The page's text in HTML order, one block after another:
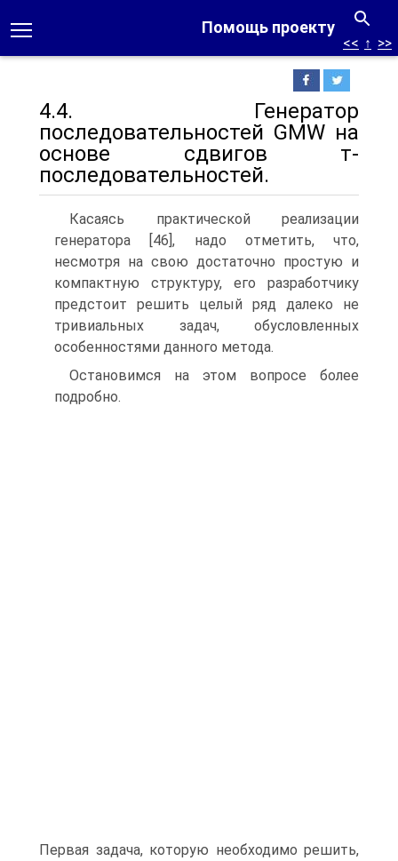
Помощь проекту
<< ↑ >>
4.4. Генератор
последовательностей GMW на
основе сдвигов т-
последовательностей.
Касаясь практической реализации
генератора [46], надо отметить, что,
несмотря на свою достаточно простую и
компактную структуру, его разработчику
предстоит решить целый ряд далеко не
тривиальных задач, обусловленных
особенностями данного метода.
Остановимся на этом вопросе более
подробно.
Первая задача, которую необходимо решить,